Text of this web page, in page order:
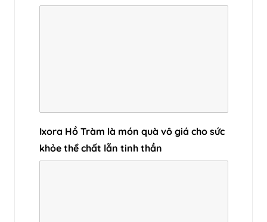
Ixora Hồ Tràm là món quà vô giá cho sức
khỏe thể chất lẫn tinh thần